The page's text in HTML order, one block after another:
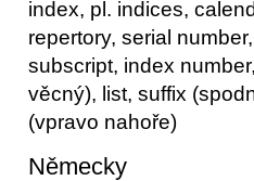
index, pl. indices,
repertory, serial
subscript, index
věcný), list, suffix
(vpravo nahoře)
Německy